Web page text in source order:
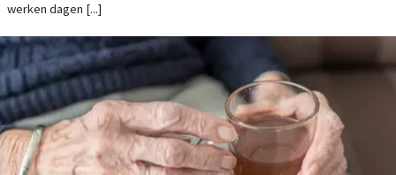
werken dagen [...]